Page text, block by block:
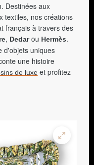
Destinées aux
textiles, nos créations
français à travers des
, Dedarou Hermès.
d'objets uniques
une histoire
de luxe et profitez